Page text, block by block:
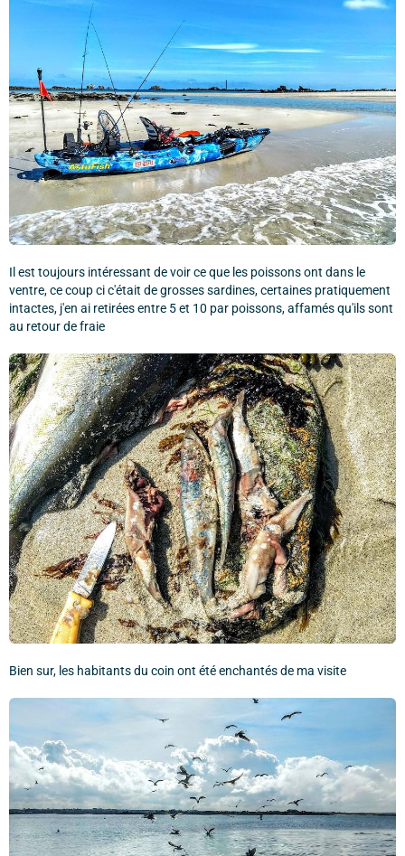
Il est toujours intéressant de voir ce que les poissons ont dans le
ventre, ce coup ci c'était de grosses sardines, certaines pratiquement
intactes, j'en ai retirées entre 5 et 10 par poissons, affamés qu'ils sont
au retour de fraie
Bien sur, les habitants du coin ont été enchantés de ma visite